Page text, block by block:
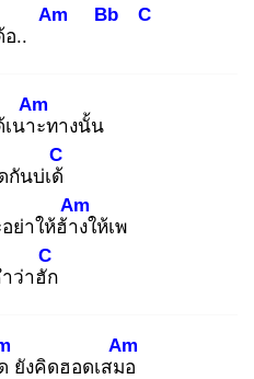
ด้อ..
Am Bb C
เนาะ
Am
ทางนั้น
กันบ่เด้
C
ย่าให้ฮ้าง
Am
ให้เพ
ว่าฮัก
C
ยังคิดฮอดเสมอ
Am